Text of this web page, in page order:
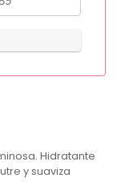
Hidratante
y suaviza